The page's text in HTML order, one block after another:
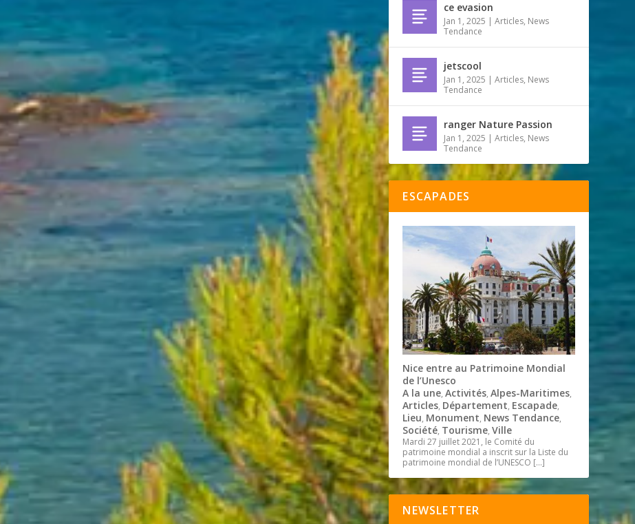
ce evasion
Jan 1, 2025 |Articles, News
Tendance
jetscool
Jan 1, 2025 |Articles, News
Tendance
ranger Nature Passion
Jan 1, 2025 |Articles, News
Tendance
ESCAPADES
Nice entre au Patrimoine Mondial
de l’Unesco
A la une,Activités,Alpes-Maritimes,
Articles, Département, Escapade,
Lieu, Monument, News Tendance,
Société, Tourisme,Ville
Mardi 27 juillet 2021, le Comité du
patrimoine mondial a inscrit sur la Liste du
patrimoine mondial de l’UNESCO […]
NEWSLETTER